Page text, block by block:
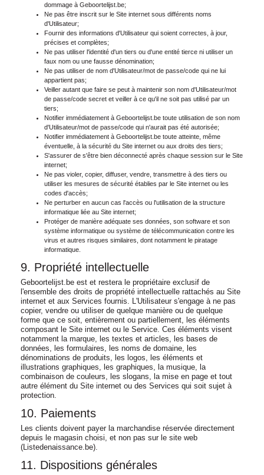
dommage à Geboortelijst.be;
Ne pas être inscrit sur le Site internet sous différents noms
d'Utilisateur;
Fournir des informations d'Utilisateur qui soient correctes, à jour,
précises et complètes;
Ne pas utiliser l'identité d'un tiers ou d'une entité tierce ni utiliser un
faux nom ou une fausse dénomination;
Ne pas utiliser de nom d'Utilisateur/mot de passe/code qui ne lui
appartient pas;
Veiller autant que faire se peut à maintenir son nom d'Utilisateur/mot
de passe/code secret et veiller à ce qu'il ne soit pas utilisé par un
tiers;
Notifier immédiatement à Geboortelijst.be toute utilisation de son nom
d'Utilisateur/mot de passe/code qui n'aurait pas été autorisée;
Notifier immédiatement à Geboortelijst.be toute atteinte, même
éventuelle, à la sécurité du Site internet ou aux droits des tiers;
S'assurer de s'être bien déconnecté après chaque session sur le Site
internet;
Ne pas violer, copier, diffuser, vendre, transmettre à des tiers ou
utiliser les mesures de sécurité établies par le Site internet ou les
codes d'accès;
Ne perturber en aucun cas l'accès ou l'utilisation de la structure
informatique liée au Site internet;
Protéger de manière adéquate ses données, son software et son
système informatique ou système de télécommunication contre les
virus et autres risques similaires, dont notamment le piratage
informatique.
9. Propriété intellectuelle
Geboortelijst.be est et restera le propriétaire exclusif de
l'ensemble des droits de propriété intellectuelle rattachés au Site
internet et aux Services fournis. L'Utilisateur s'engage à ne pas
copier, vendre ou utiliser de quelque manière ou de quelque
forme que ce soit, entièrement ou partiellement, les éléments
composant le Site internet ou le Service. Ces éléments visent
notamment la marque, les textes et articles, les bases de
données, les formulaires, les noms de domaine, les
dénominations de produits, les logos, les éléments et
illustrations graphiques, les graphiques, la musique, la
combinaison de couleurs, les slogans, la mise en page et tout
autre élément du Site internet ou des Services qui soit sujet à
protection.
10. Paiements
Les clients doivent payer la marchandise réservée directement
depuis le magasin choisi, et non pas sur le site web
(Listedenaissance.be).
11. Dispositions générales